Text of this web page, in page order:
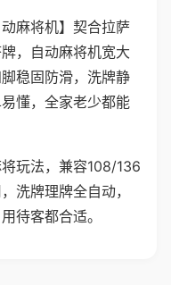
麻将机】契合拉萨
，自动麻将机宽大
稳固防滑，洗牌静
懂，全家老少都能
玩法，兼容108/136
洗牌理牌全自动，
待客都合适。